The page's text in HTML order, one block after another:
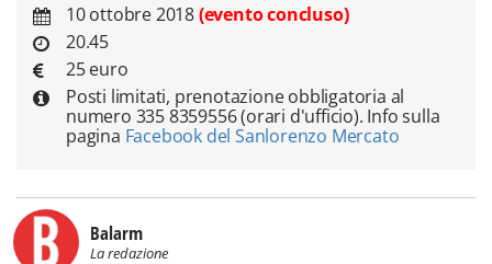
10 ottobre 2018(evento concluso)
20.45
25 euro
Posti limitati, prenotazione obbligatoria al
numero 335 8359556 (orari d'ufficio). Info sulla
pagina Facebook del Sanlorenzo Mercato
Balarm
La redazione